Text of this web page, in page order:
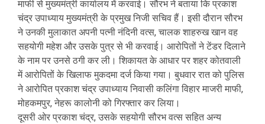
माफी से मुख्यमंत्री कार्यालय में करवाई। सौरभ ने बताया कि प्रकाश
चंद्र उपाध्याय मुख्यमंत्री के प्रमुख निजी सचिव हैं। इसी दौरान सौरभ
ने उनकी मुलाकात अपनी पत्नी नंदिनी वत्स, चालक शाहरुख खान वह
सहयोगी महेश और उसके पुत्र से भी करवाई। आरोपितों ने टेंडर दिलाने
के नाम पर उनसे ठगी कर ली। शिकायत के आधार पर शहर कोतवाली
में आरोपितों के खिलाफ मुकदमा दर्ज किया गया। बुधवार रात को पुलिस
ने आरोपित प्रकाश चंद्र उपाध्याय निवासी कलिंगा विहार माजरी माफी,
मोहकमपुर, नेहरू कालोनी को गिरफ्तार कर लिया।
दूसरी ओर प्रकाश चंद्र, उसके सहयोगी सौरभ वत्स सहित अन्य